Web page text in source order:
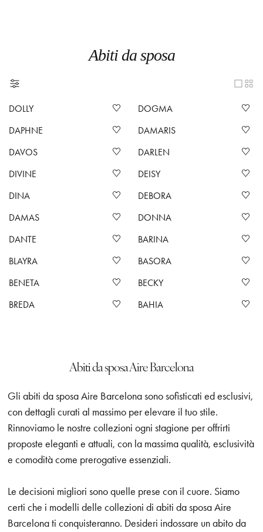
Abiti da sposa
DOLLY
DOGMA
DAPHNE
DAMARIS
DAVOS
DARLEN
DIVINE
DEISY
DINA
DEBORA
DAMAS
DONNA
DANTE
BARINA
BLAYRA
BASORA
BENETA
BECKY
BREDA
BAHIA
Abiti da sposa Aire Barcelona
Gli abiti da sposa Aire Barcelona sono sofisticati ed esclusivi,
con dettagli curati al massimo per elevare il tuo stile.
Rinnoviamo le nostre collezioni ogni stagione per offrirti
proposte eleganti e attuali, con la massima qualità, esclusività
e comodità come prerogative essenziali.
Le decisioni migliori sono quelle prese con il cuore. Siamo
certi che i modelli delle collezioni di abiti da sposa Aire
Barcelona ti conquisteranno. Desideri indossare un abito da